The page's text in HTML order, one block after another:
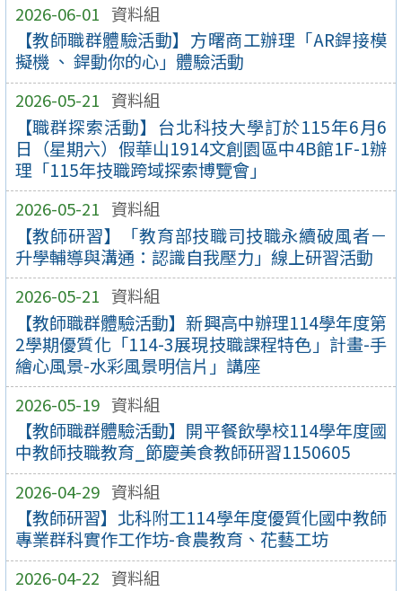
2026-06-01 資料組
【教師職群體驗活動】方曙商工辦理「AR銲接模
擬機 、 銲動你的心」體驗活動
2026-05-21 資料組
【職群探索活動】台北科技大學訂於115年6月6
日（星期六）假華山1914文創園區中4B館1F-1辦
理「115年技職跨域探索博覽會」
2026-05-21 資料組
【教師研習】「教育部技職司技職永續破風者－
升學輔導與溝通：認識自我壓力」線上研習活動
2026-05-21 資料組
【教師職群體驗活動】新興高中辦理114學年度第
2學期優質化「114-3展現技職課程特色」計畫-手
繪心風景-水彩風景明信片」講座
2026-05-19 資料組
【教師職群體驗活動】開平餐飲學校114學年度國
中教師技職教育_節慶美食教師研習1150605
2026-04-29 資料組
【教師研習】北科附工114學年度優質化國中教師
專業群科實作工作坊-食農教育、花藝工坊
2026-04-22 資料組